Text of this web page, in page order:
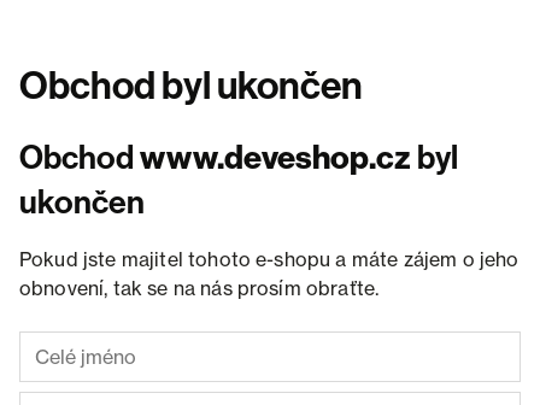
Obchod byl ukončen
Obchodwww.deveshop.cz byl
ukončen
Pokud jste majitel tohoto e-shopu a máte zájem o jeho
obnovení, tak se na nás prosím obraťte.